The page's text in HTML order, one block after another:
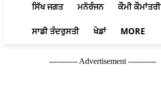
ਸਿੱਖ ਜਗਤ ਮਨੋਰੰਜਨ ਕੌਮੀ ਕੌਮਾਂਤਰੀ
ਸਾਡੀ ਤੰਦਰੁਸਤੀ ਖੇਡਾਂ MORE
----------- Advertisement -----------